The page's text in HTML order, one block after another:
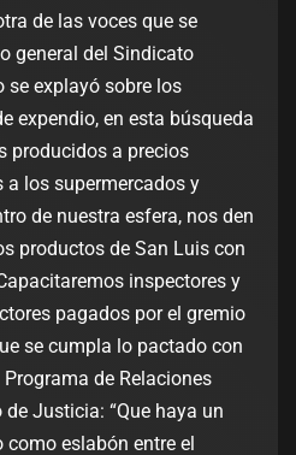
de las voces que se
general del Sindicato
se explayó sobre los
expendio, en esta búsqueda
producidos a precios
a los supermercados y
de nuestra esfera, nos den
productos de San Luis con
inspectores y
pagados por el gremio
se cumpla lo pactado con
de Relaciones
Justicia: “Que haya un
eslabón entre el